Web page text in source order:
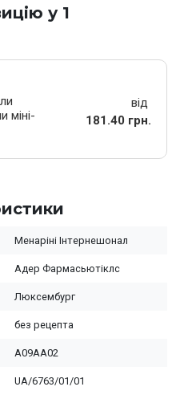
у 1
міні-
від
181.40 грн.
Менаріні Інтернешонал
Адер Фармасьютіклс
Люксембург
без рецепта
A09AA02
UA/6763/01/01